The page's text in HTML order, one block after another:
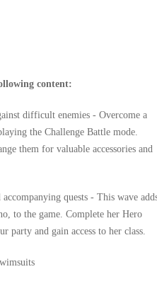
content:
difficult enemies - Overcome a
the Challenge Battle mode.
them for valuable accessories and
quests - This wave
to the game. Complete her Hero
party and gain access to her class.